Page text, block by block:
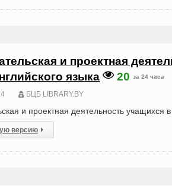
и проектная
языка
20 за 24 часа
БЦБ LIBRARY.BY
и проектная деятельность учащихся
версию